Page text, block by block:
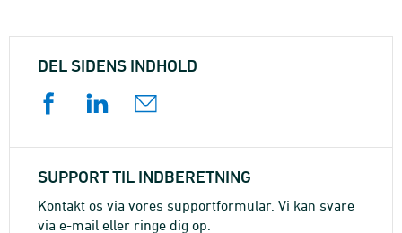
DEL SIDENS INDHOLD
SUPPORT TIL INDBERETNING
Kontakt os via vores supportformular. Vi kan svare
via e-mail eller ringe dig op.